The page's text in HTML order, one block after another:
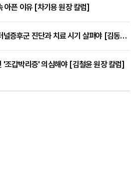
아픈 이유 [차기용 원장 칼럼]
손 저림 반복된다면 손목터널증후군 진단과 치료 시기 살펴야 [김동현 원장 칼럼]
'조갑박리증' 의심해야 [김철윤 원장 칼럼]